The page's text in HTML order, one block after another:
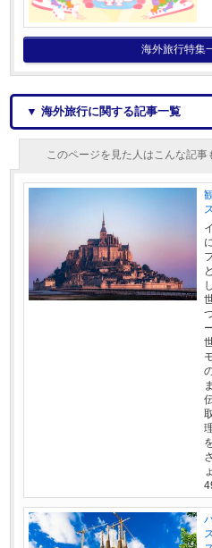
海外旅行特集
▼ 海外旅行に関する記事一覧
このページを見た人はこんな記事